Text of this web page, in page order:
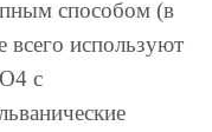
способом (в
всего используют
с